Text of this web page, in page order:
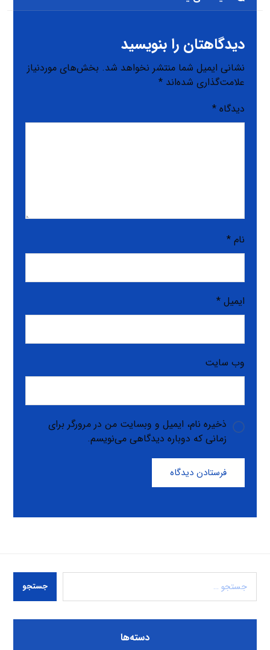
دیدگاهتان را بنویسید
نشانی ایمیل شما منتشر نخواهد شد. بخش‌های موردنیاز
علامت‌گذاری شده‌اند*
دیدگاه*
نام*
ایمیل*
وب‌ سایت
ذخیره نام، ایمیل و وبسایت من در مرورگر برای
زمانی که دوباره دیدگاهی می‌نویسم.
فرستادن دیدگاه
جستجو
دسته‌ها